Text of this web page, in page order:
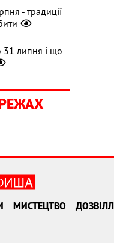
- традиції
31 липня і що
МИСТЕЦТВО